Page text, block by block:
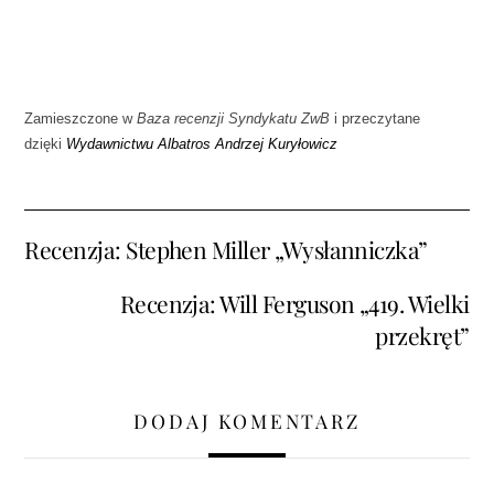
Zamieszczone wBaza recenzji Syndykatu ZwBi przeczytane
dzięki Wydawnictwu Albatros Andrzej Kuryłowicz
Recenzja: Stephen Miller „Wysłanniczka”
Recenzja: Will Ferguson „419. Wielki
przekręt”
DODAJ KOMENTARZ